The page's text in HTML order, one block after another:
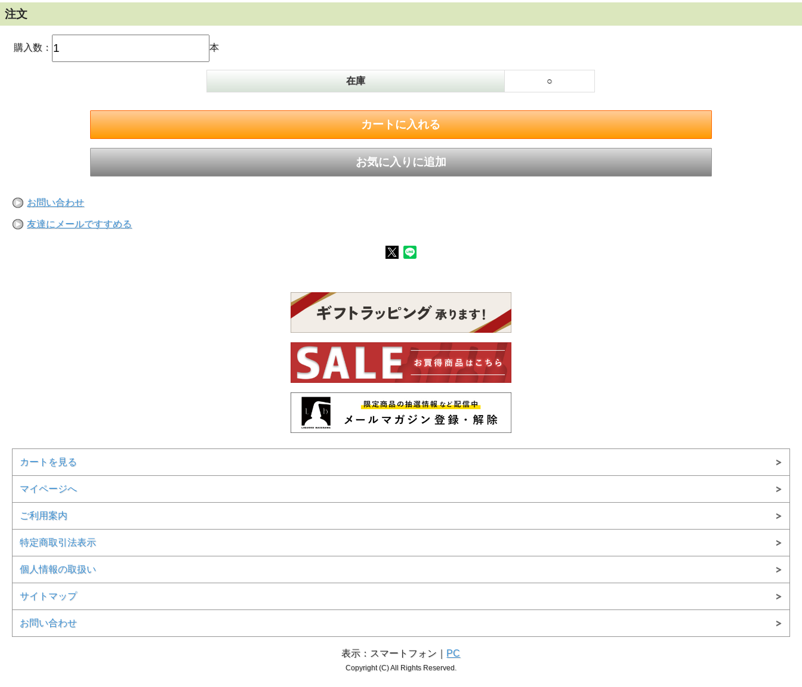
注文
購入数： 本
在庫 ○
お問い合わせ
友達にメールですすめる
カートを見る
マイページへ
ご利用案内
特定商取引法表示
個人情報の取扱い
サイトマップ
お問い合わせ
表示：スマートフォン｜ PC
Copyright (C) All Rights Reserved.